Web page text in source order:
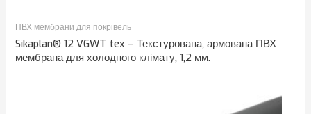
ПВХ мембрани для покрівель
Sikaplan® 12 VGWT tex – Текстурована, армована ПВХ
мембрана для холодного клімату, 1,2 мм.